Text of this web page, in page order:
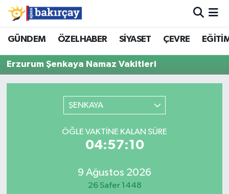
GÜNDEM ÖZELHABER SİYASET ÇEVRE
Erzurum Şenkaya Namaz Vakitleri
ŞENKAYA
ÖĞLE VAKTINE KALAN SÜRE
04:57:10
9 Ağustos 2026
26 Safer 1448
İzmir Nöbetçi Eczaneler
İzmir Hava Durumu
İzmir Trafik Yoğunluk Haritası
Süper Lig Puan Durumu ve Fikstür
Tüm Manşetler